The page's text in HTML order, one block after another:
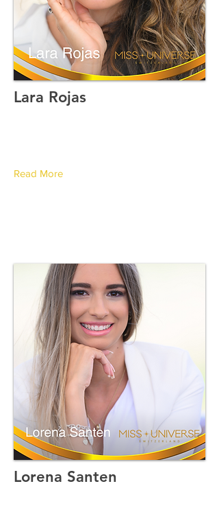
Lara Rojas
Read More
Lorena Santen